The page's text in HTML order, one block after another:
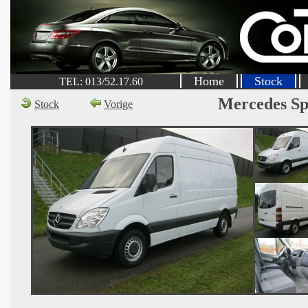
TEL: 013/52.17.60 Home Stock
Stock Vorige Mercedes